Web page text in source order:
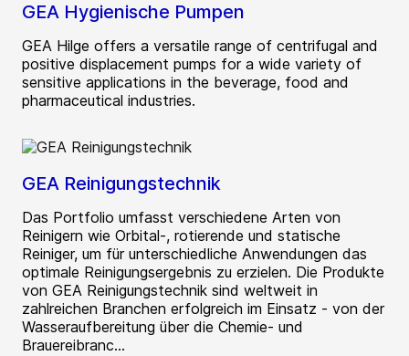
GEA Hygienische Pumpen
GEA Hilge offers a versatile range of centrifugal and
positive displacement pumps for a wide variety of
sensitive applications in the beverage, food and
pharmaceutical industries.
GEA Reinigungstechnik
Das Portfolio umfasst verschiedene Arten von
Reinigern wie Orbital-, rotierende und statische
Reiniger, um für unterschiedliche Anwendungen das
optimale Reinigungsergebnis zu erzielen. Die Produkte
von GEA Reinigungstechnik sind weltweit in
zahlreichen Branchen erfolgreich im Einsatz - von der
Wasseraufbereitung über die Chemie- und
Brauereibranc...